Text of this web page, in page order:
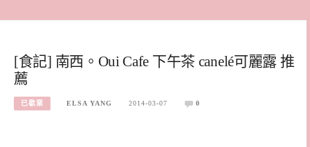
[食記] 南西。Oui Cafe 下午茶 canelé可麗露 推
薦
已歇業 ELSA YANG 2014-03-07 0